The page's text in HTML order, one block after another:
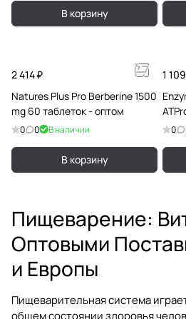
В корзину
2 414 ₽
Natures Plus Pro Berberine 1500
mg 60 таблеток - оптом
0 0 В наличии
В корзину
1
0
Пищеварение:
Оптовыми
и Европы
Пищеварительная система
общем состоянии здоровья